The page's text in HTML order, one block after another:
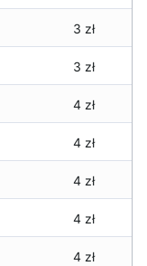
3 zł
3 zł
4 zł
4 zł
4 zł
4 zł
4 zł